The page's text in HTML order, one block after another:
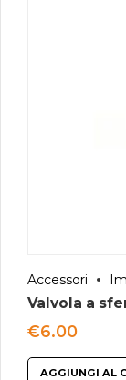
Accessori
Valvola a
€6.00
AGGIUNGI AL